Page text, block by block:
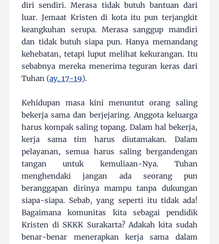
diri sendiri. Merasa tidak butuh bantuan dari
luar. Jemaat Kristen di kota itu pun terjangkit
keangkuhan serupa. Merasa sanggup mandiri
dan tidak butuh siapa pun. Hanya memandang
kehebatan, tetapi luput melihat kekurangan. Itu
sebabnya mereka menerima teguran keras dari
Tuhan (ay. 17-19).
Kehidupan masa kini menuntut orang saling
bekerja sama dan berjejaring. Anggota keluarga
harus kompak saling topang. Dalam hal bekerja,
kerja sama tim harus diutamakan. Dalam
pelayanan, semua harus saling bergandengan
tangan untuk kemuliaan-Nya. Tuhan
menghendaki jangan ada seorang pun
beranggapan dirinya mampu tanpa dukungan
siapa-siapa. Sebab, yang seperti itu tidak ada!
Bagaimana komunitas kita sebagai pendidik
Kristen di SKKK Surakarta? Adakah kita sudah
benar-benar menerapkan kerja sama dalam